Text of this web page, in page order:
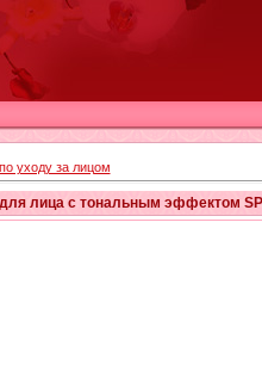
уходу за лицом
лица с тональным эффектом